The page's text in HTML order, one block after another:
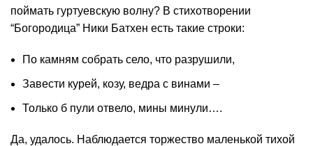
поймать гуртуевскую волну? В стихотворении
“Богородица” Ники Батхен есть такие строки:
По камням собрать село, что разрушили,
Завести курей, козу, ведра с винами –
Только б пули отвело, мины минули….
Да, удалось. Наблюдается торжество маленькой тихой